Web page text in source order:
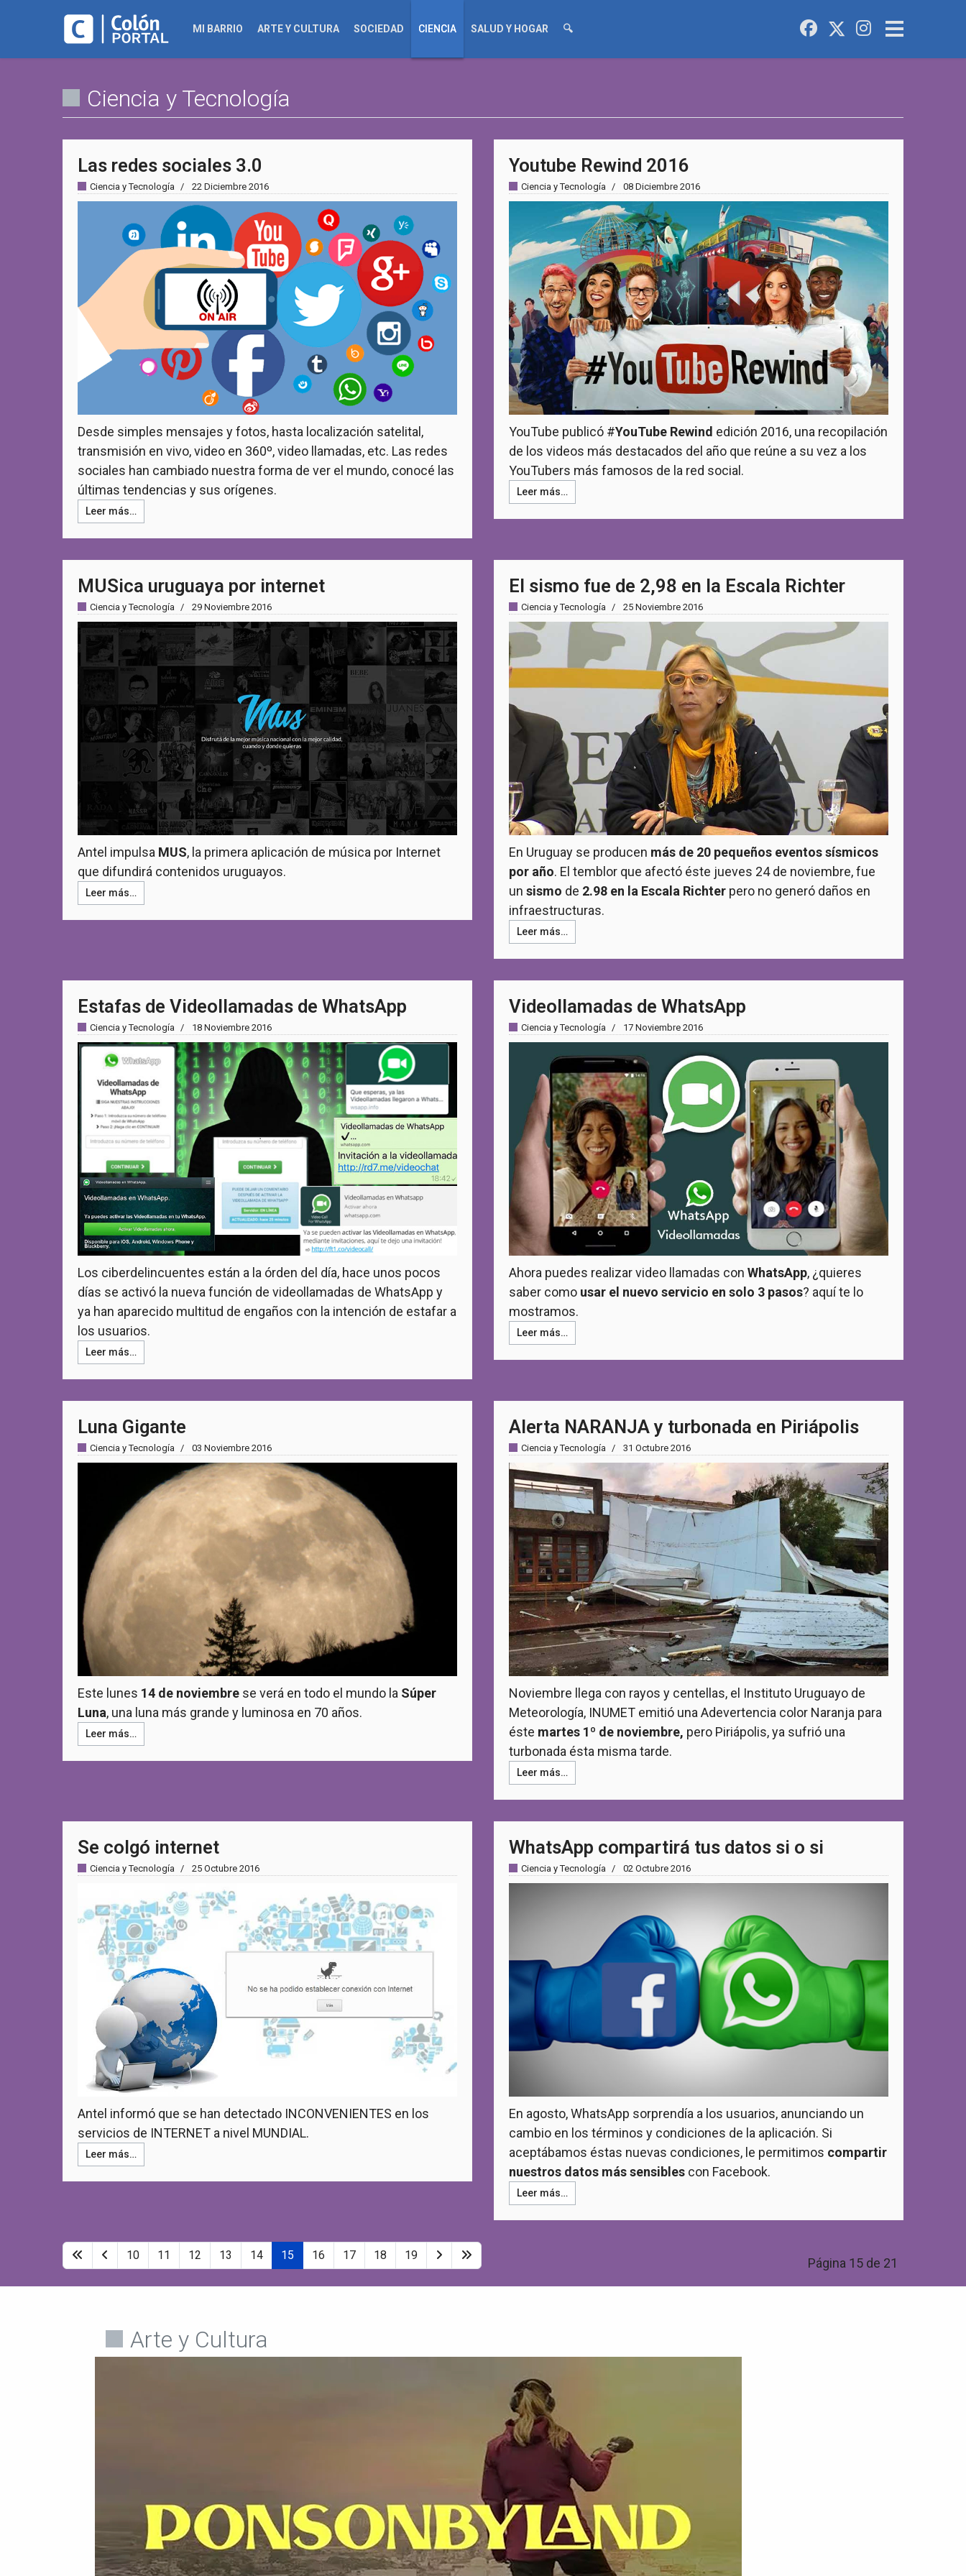
MI BARRIO ARTE Y CULTURA SOCIEDAD CIENCIA SALUD Y HOGAR 🔍
Ciencia y Tecnología
Las redes sociales 3.0
Ciencia y Tecnología 22 Diciembre 2016
Desde simples mensajes y fotos, hasta localización satelital,
transmisión en vivo, video en 360º, video llamadas, etc. Las redes
sociales han cambiado nuestra forma de ver el mundo, conocé las
últimas tendencias y sus orígenes.
Leer más…
Youtube Rewind 2016
Ciencia y Tecnología 08 Diciembre 2016
YouTube publicó #YouTube Rewind edición 2016, una recopilación
de los videos más destacados del año que reúne a su vez a los
YouTubers más famosos de la red social.
Leer más…
MUSica uruguaya por internet
Ciencia y Tecnología 29 Noviembre 2016
Antel impulsa MUS, la primera aplicación de música por Internet
que difundirá contenidos uruguayos.
Leer más…
El sismo fue de 2,98 en la Escala Richter
Ciencia y Tecnología 25 Noviembre 2016
En Uruguay se producen más de 20 pequeños eventos sísmicos
por año. El temblor que afectó éste jueves 24 de noviembre, fue
un sismo de 2.98 en la Escala Richter pero no generó daños en
infraestructuras.
Leer más…
Estafas de Videollamadas de WhatsApp
Ciencia y Tecnología 18 Noviembre 2016
Los ciberdelincuentes están a la órden del día, hace unos pocos
días se activó la nueva función de videollamadas de WhatsApp y
ya han aparecido multitud de engaños con la intención de estafar a
los usuarios.
Leer más…
Videollamadas de WhatsApp
Ciencia y Tecnología 17 Noviembre 2016
Ahora puedes realizar video llamadas con WhatsApp, ¿quieres
saber como usar el nuevo servicio en solo 3 pasos? aquí te lo
mostramos.
Leer más…
Luna Gigante
Ciencia y Tecnología 03 Noviembre 2016
Este lunes 14 de noviembre se verá en todo el mundo la Súper
Luna, una luna más grande y luminosa en 70 años.
Leer más…
Alerta NARANJA y turbonada en Piriápolis
Ciencia y Tecnología 31 Octubre 2016
Noviembre llega con rayos y centellas, el Instituto Uruguayo de
Meteorología, INUMET emitió una Adevertencia color Naranja para
éste martes 1º de noviembre, pero Piriápolis, ya sufrió una
turbonada ésta misma tarde.
Leer más…
Se colgó internet
Ciencia y Tecnología 25 Octubre 2016
Antel informó que se han detectado INCONVENIENTES en los
servicios de INTERNET a nivel MUNDIAL.
Leer más…
WhatsApp compartirá tus datos si o si
Ciencia y Tecnología 02 Octubre 2016
En agosto, WhatsApp sorprendía a los usuarios, anunciando un
cambio en los términos y condiciones de la aplicación. Si
aceptábamos éstas nuevas condiciones, le permitimos compartir
nuestros datos más sensibles con Facebook.
Leer más…
Página 15 de 21
10 11 12 13 14 15 16 17 18 19
Arte y Cultura